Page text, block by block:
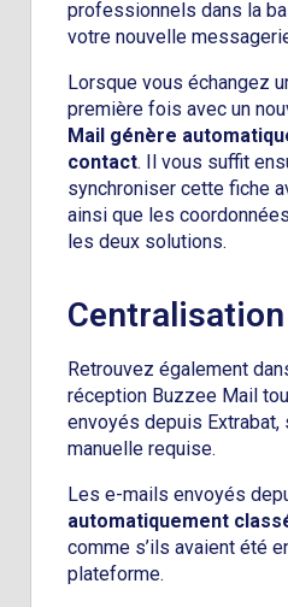
professionnels dans la
votre nouvelle
Lorsque vous échangez
première fois avec un
Mail génère
contact. Il vous suffit
synchroniser cette fiche
ainsi que les
les deux solutions.
Retrouvez également
réception Buzzee Mail
envoyés depuis Extrabat,
manuelle requise.
Les e-mails envoyés
automatiquement
comme s’ils avaient été
plateforme.